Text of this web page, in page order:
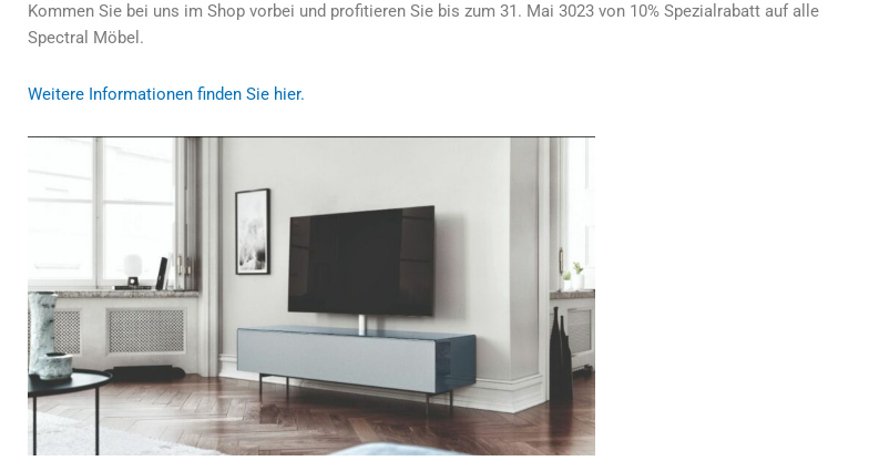
Kommen Sie bei uns im Shop vorbei und profitieren Sie bis zum 31. Mai 3023 von 10% Spezialrabatt auf alle
Spectral Möbel.
Weitere Informationen finden Sie hier.